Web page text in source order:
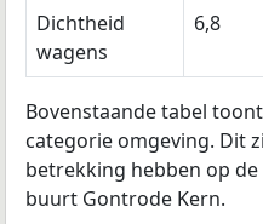
Dichtheid
wagens
6,8
Bovenstaande tabel
categorie omgeving. Dit
betrekking hebben op
buurt Gontrode Kern.